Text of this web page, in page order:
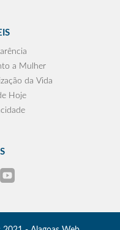
a Mulher
da Vida
Hoje